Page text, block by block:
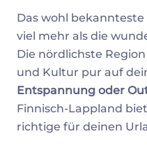
Das wohl
viel mehr als die
Die nördlichste
und Kultur pur auf
Entspannung oder
Finnisch-Lappland
richtige für deinen